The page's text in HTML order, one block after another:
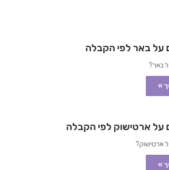
על באר לפי הקבלה
באר?
»
על ארטישוק לפי הקבלה
ארטישוק?
»